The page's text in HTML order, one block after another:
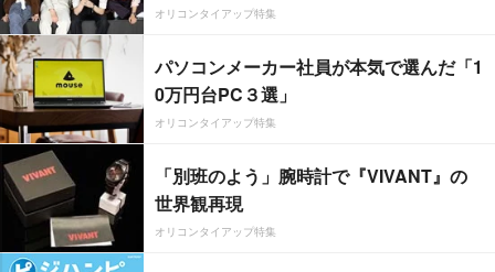
オリコンタイアップ特集
パソコンメーカー社員が本気で選んだ「1
0万円台PC３選」
オリコンタイアップ特集
「別班のよう」腕時計で『VIVANT』の
世界観再現
オリコンタイアップ特集